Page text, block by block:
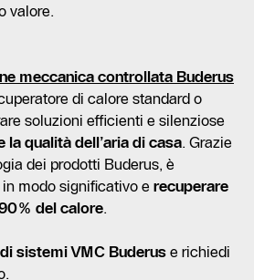
valore.
meccanica controllata Buderus
di calore standard o
soluzioni efficienti e silenziose
la qualità dell’aria di casa. Grazie
dei prodotti Buderus, è
modo significativo e recuperare
del calore.
sistemi VMC Buderuse richiedi